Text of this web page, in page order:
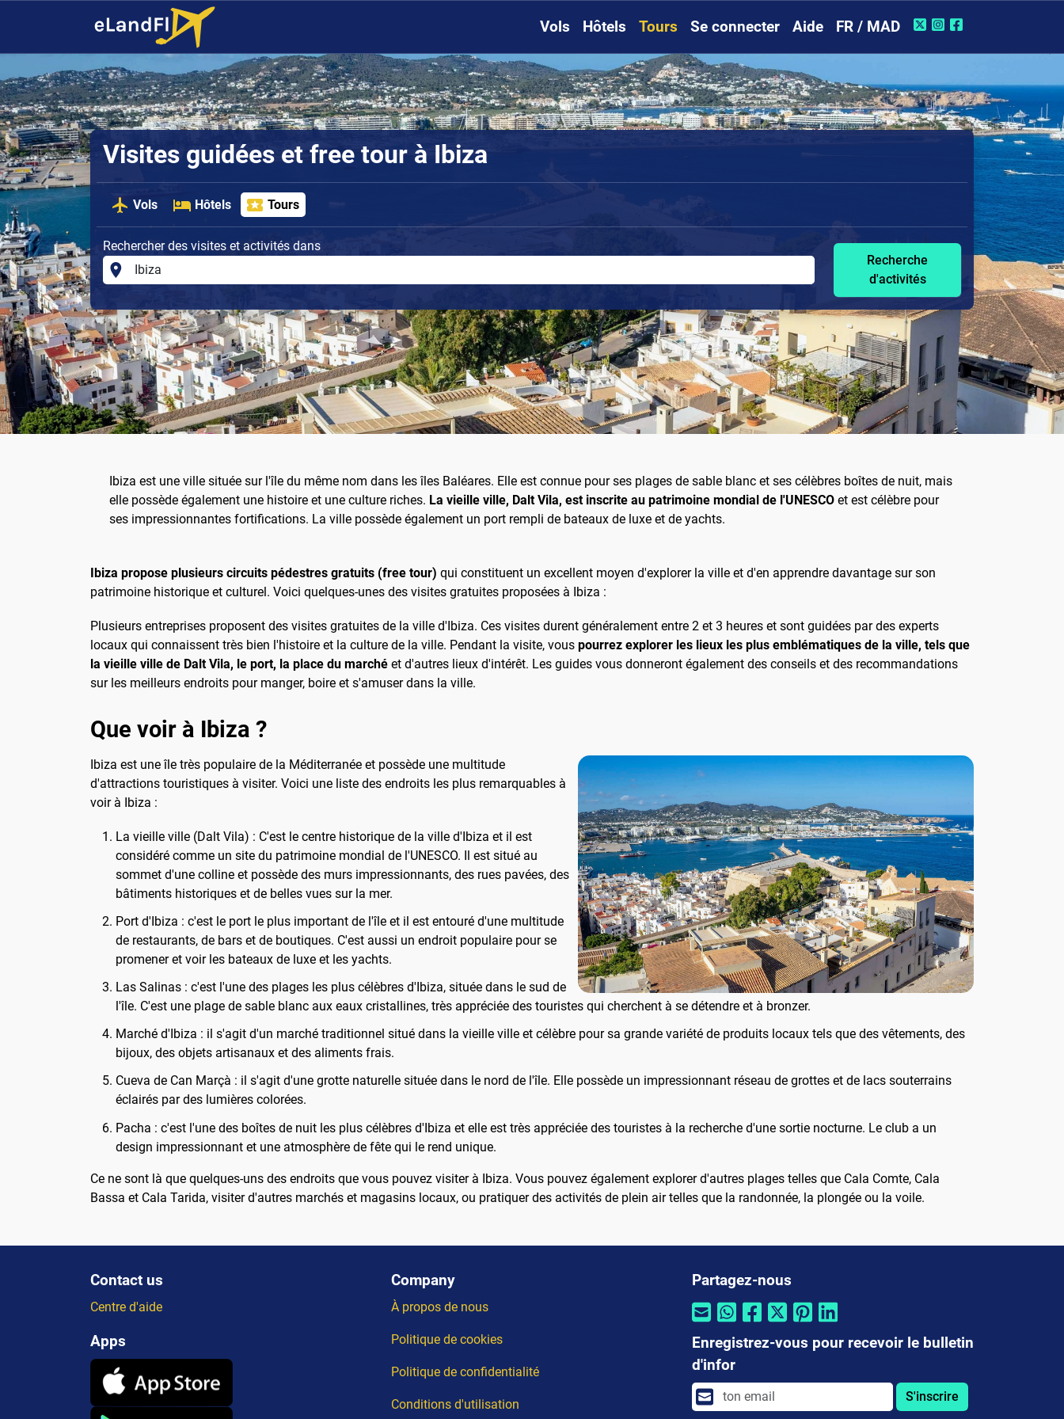
Vols Hôtels Tours Se connecter Aide FR / MAD
Visites guidées et free tour à Ibiza
Vols Hôtels Tours
Rechercher des visites et activités dans
Recherche
d'activités
Ibiza est une ville située sur l'île du même nom dans les îles Baléares. Elle est connue pour ses plages de sable blanc et ses célèbres boîtes de nuit, mais
elle possède également une histoire et une culture riches. La vieille ville, Dalt Vila, est inscrite au patrimoine mondial de l'UNESCO et est célèbre pour
ses impressionnantes fortifications. La ville possède également un port rempli de bateaux de luxe et de yachts.
Ibiza propose plusieurs circuits pédestres gratuits (free tour) qui constituent un excellent moyen d'explorer la ville et d'en apprendre davantage sur son
patrimoine historique et culturel. Voici quelques-unes des visites gratuites proposées à Ibiza :
Plusieurs entreprises proposent des visites gratuites de la ville d'Ibiza. Ces visites durent généralement entre 2 et 3 heures et sont guidées par des experts
locaux qui connaissent très bien l'histoire et la culture de la ville. Pendant la visite, vous pourrez explorer les lieux les plus emblématiques de la ville, tels que
la vieille ville de Dalt Vila, le port, la place du marché et d'autres lieux d'intérêt. Les guides vous donneront également des conseils et des recommandations
sur les meilleurs endroits pour manger, boire et s'amuser dans la ville.
Que voir à Ibiza ?
Ibiza est une île très populaire de la Méditerranée et possède une multitude
d'attractions touristiques à visiter. Voici une liste des endroits les plus remarquables à
voir à Ibiza :
La vieille ville (Dalt Vila) : C'est le centre historique de la ville d'Ibiza et il est
considéré comme un site du patrimoine mondial de l'UNESCO. Il est situé au
sommet d'une colline et possède des murs impressionnants, des rues pavées, des
bâtiments historiques et de belles vues sur la mer.
Port d'Ibiza : c'est le port le plus important de l'île et il est entouré d'une multitude
de restaurants, de bars et de boutiques. C'est aussi un endroit populaire pour se
promener et voir les bateaux de luxe et les yachts.
Las Salinas : c'est l'une des plages les plus célèbres d'Ibiza, située dans le sud de
l'île. C'est une plage de sable blanc aux eaux cristallines, très appréciée des touristes qui cherchent à se détendre et à bronzer.
Marché d'Ibiza : il s'agit d'un marché traditionnel situé dans la vieille ville et célèbre pour sa grande variété de produits locaux tels que des vêtements, des
bijoux, des objets artisanaux et des aliments frais.
Cueva de Can Marçà : il s'agit d'une grotte naturelle située dans le nord de l'île. Elle possède un impressionnant réseau de grottes et de lacs souterrains
éclairés par des lumières colorées.
Pacha : c'est l'une des boîtes de nuit les plus célèbres d'Ibiza et elle est très appréciée des touristes à la recherche d'une sortie nocturne. Le club a un
design impressionnant et une atmosphère de fête qui le rend unique.
Ce ne sont là que quelques-uns des endroits que vous pouvez visiter à Ibiza. Vous pouvez également explorer d'autres plages telles que Cala Comte, Cala
Bassa et Cala Tarida, visiter d'autres marchés et magasins locaux, ou pratiquer des activités de plein air telles que la randonnée, la plongée ou la voile.
Contact us
Centre d'aide
Apps
Company
À propos de nous
Politique de cookies
Politique de confidentialité
Conditions d'utilisation
Partagez-nous
Enregistrez-vous pour recevoir le bulletin
d'infor
S'inscrire